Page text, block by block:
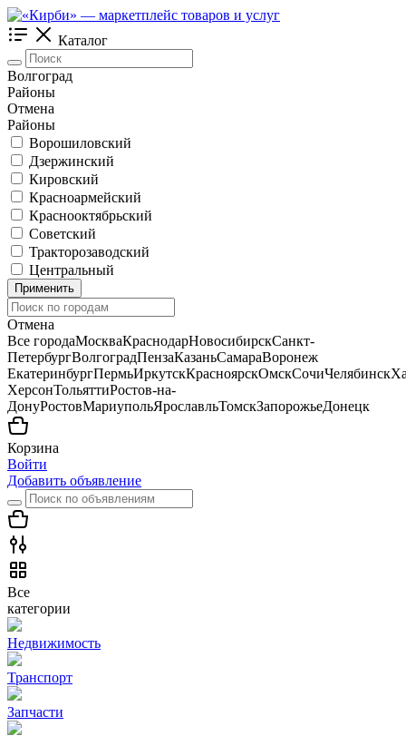
Каталог
Волгоград
Районы
Отмена
Районы
Ворошиловский
Дзержинский
Кировский
Красноармейский
Краснооктябрьский
Советский
Тракторозаводский
Центральный
Применить
Отмена
Все городаМоскваКраснодарНовосибирскСанкт-
ПетербургВолгоградПензаКазаньСамараВоронеж
ЕкатеринбургПермьИркутскКрасноярскОмскСочиЧелябинск
ХерсонТольяттиРостов-на-
ДонуРостовМариупольЯрославльТомскЗапорожьеДонецк
Корзина
Войти
Добавить объявление
Все
категории
Недвижимость
Транспорт
Запчасти